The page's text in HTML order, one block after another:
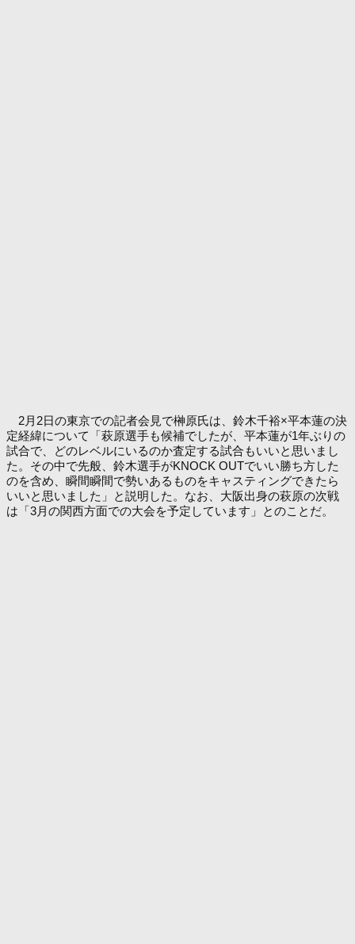
2月2日の東京での記者会見で榊原氏は、鈴木千裕×平本蓮の決
定経緯について「萩原選手も候補でしたが、平本蓮が1年ぶりの
試合で、どのレベルにいるのか査定する試合もいいと思いまし
た。その中で先般、鈴木選手がKNOCK OUTでいい勝ち方した
のを含め、瞬間瞬間で勢いあるものをキャスティングできたら
いいと思いました」と説明した。なお、大阪出身の萩原の次戦
は「3月の関西方面での大会を予定しています」とのことだ。